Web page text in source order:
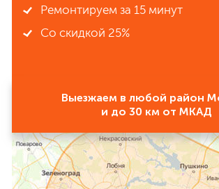
Ремонтируем за 15 минут
Со скидкой 25%
Выезжаем в любой район
и до 30 км от МКАД